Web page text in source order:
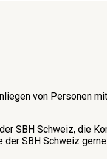
von Personen
SBH Schweiz, die
SBH Schweiz